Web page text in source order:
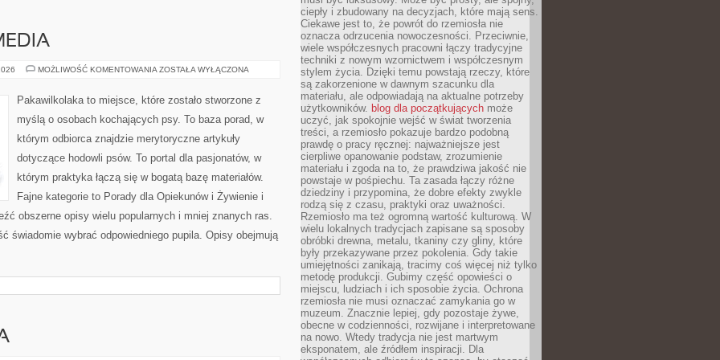
MOŻLIWOŚĆ KOMENTOWANIA PSIA
ZOSTAŁA WYŁĄCZONA
Pakawilkolaka to miejsce, które zostało stworzone z
myślą o osobach kochających psy. To baza porad, w
którym odbiorca znajdzie merytoryczne artykuły
dotyczące hodowli psów. To portal dla pasjonatów, w
którym praktyka łączą się w bogatą bazę materiałów.
Fajne kategorie to Porady dla Opiekunów i Żywienie i
obszerne opisy wielu popularnych i mniej znanych ras.
świadomie wybrać odpowiedniego pupila. Opisy obejmują
ciepły i zbudowany na decyzjach, które mają sens.
Ciekawe jest to, że powrót do rzemiosła nie
oznacza odrzucenia nowoczesności. Przeciwnie,
wiele współczesnych pracowni łączy tradycyjne
techniki z nowym wzornictwem i współczesnym
stylem życia. Dzięki temu powstają rzeczy, które
są zakorzenione w dawnym szacunku dla
materiału, ale odpowiadają na aktualne potrzeby
użytkowników. blog dla początkujących może
uczyć, jak spokojnie wejść w świat tworzenia
treści, a rzemiosło pokazuje bardzo podobną
prawdę o pracy ręcznej: najważniejsze jest
cierpliwe opanowanie podstaw, zrozumienie
materiału i zgoda na to, że prawdziwa jakość nie
powstaje w pośpiechu. Ta zasada łączy różne
dziedziny i przypomina, że dobre efekty zwykle
rodzą się z czasu, praktyki oraz uważności.
Rzemiosło ma też ogromną wartość kulturową. W
wielu lokalnych tradycjach zapisane są sposoby
obróbki drewna, metalu, tkaniny czy gliny, które
były przekazywane przez pokolenia. Gdy takie
umiejętności zanikają, tracimy coś więcej niż tylko
metodę produkcji. Gubimy część opowieści o
miejscu, ludziach i ich sposobie życia. Ochrona
rzemiosła nie musi oznaczać zamykania go w
muzeum. Znacznie lepiej, gdy pozostaje żywe,
obecne w codzienności, rozwijane i interpretowane
na nowo. Wtedy tradycja nie jest martwym
eksponatem, ale źródłem inspiracji. Dla